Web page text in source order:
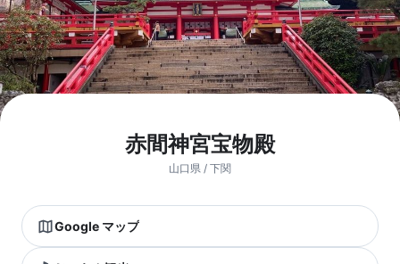
赤間神宮宝物殿
山口県 / 下関
Google マップ